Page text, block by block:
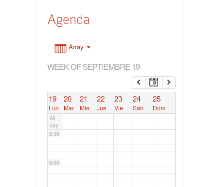
Agenda
Array
WEEK OF SEPTIEMBRE 19
19
Lun
20
Mar
21
Mie
22
Jue
23
Vie
24
Sab
25
Dom
All-
day
4:00
5:00
7:00
8:00
9:00